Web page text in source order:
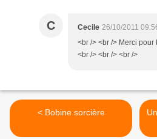
C Cecile 26/10/2011
<br /> <br /> Merci
<br /> <br /> <br />
< Bobine sorcière